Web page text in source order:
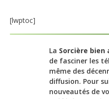
[lwptoc]
La Sorcière bien
de fasciner les
même des
diffusion. Pour
nouveautés de